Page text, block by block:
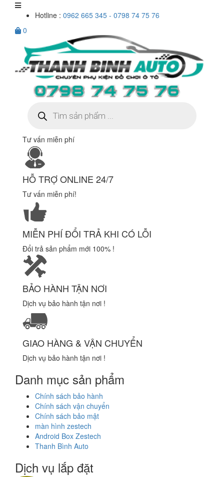
Hotline : 0962 665 345 - 0798 74 75 76
0
kiếm
sản
Tư vấn miễn phí
HỖ TRỢ ONLINE 24/7
Tư vấn miễn phí!
MIỄN PHÍ ĐỔI TRẢ KHI CÓ LỖI
Đổi trả sản phẩm mới 100% !
BẢO HÀNH TẬN NƠI
Dịch vụ bảo hành tận nơi !
GIAO HÀNG & VẬN CHUYỂN
Dịch vụ bảo hành tận nơi !
Danh mục sản phẩm
Chính sách bảo hành
Chính sách vận chuyển
Chính sách bảo mật
màn hình zestech
Android Box Zestech
Thanh Bình Auto
Dịch vụ lắp đặt